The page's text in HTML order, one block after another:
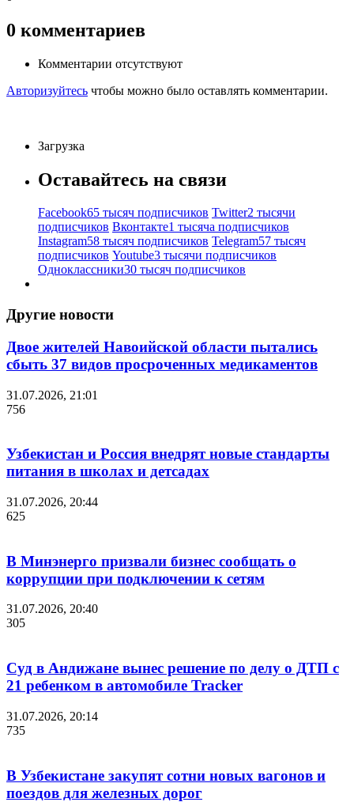
0 комментариев
Комментарии отсутствуют
Авторизуйтесь чтобы можно было оставлять комментарии.
Загрузка
Оставайтесь на связи
Facebook65 тысяч подписчиков Twitter2 тысячи
подписчиков Вконтакте1 тысяча подписчиков
Instagram58 тысяч подписчиков Telegram57 тысяч
подписчиков Youtube3 тысячи подписчиков
Одноклассники30 тысяч подписчиков
Другие новости
Двое жителей Навоийской области пытались
сбыть 37 видов просроченных медикаментов
31.07.2026, 21:01
756
Узбекистан и Россия внедрят новые стандарты
питания в школах и детсадах
31.07.2026, 20:44
625
В Минэнерго призвали бизнес сообщать о
коррупции при подключении к сетям
31.07.2026, 20:40
305
Суд в Андижане вынес решение по делу о ДТП с
21 ребенком в автомобиле Tracker
31.07.2026, 20:14
735
В Узбекистане закупят сотни новых вагонов и
поездов для железных дорог